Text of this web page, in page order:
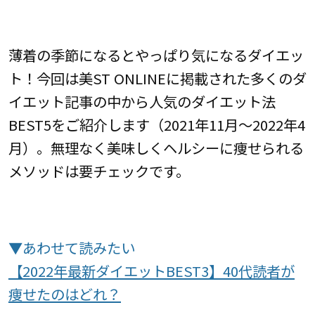
薄着の季節になるとやっぱり気になるダイエッ
ト！今回は美ST ONLINEに掲載された多くのダ
イエット記事の中から人気のダイエット法
BEST5をご紹介します（2021年11月〜2022年4
月）。無理なく美味しくヘルシーに痩せられる
メソッドは要チェックです。
▼あわせて読みたい
【2022年最新ダイエットBEST3】40代読者が
痩せたのはどれ？